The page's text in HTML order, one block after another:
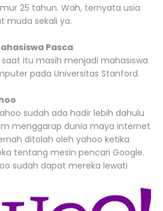
25 tahun. Wah, ternyata usia
muda sekali ya.
Pasca
itu masih menjadi mahasiswa
pada Universitas Stanford.
sudah ada hadir lebih dahulu
menggarap dunia maya internet
ditolah oleh yahoo ketika
tentang mesin pencari Google.
sudah dapat mereka lewati